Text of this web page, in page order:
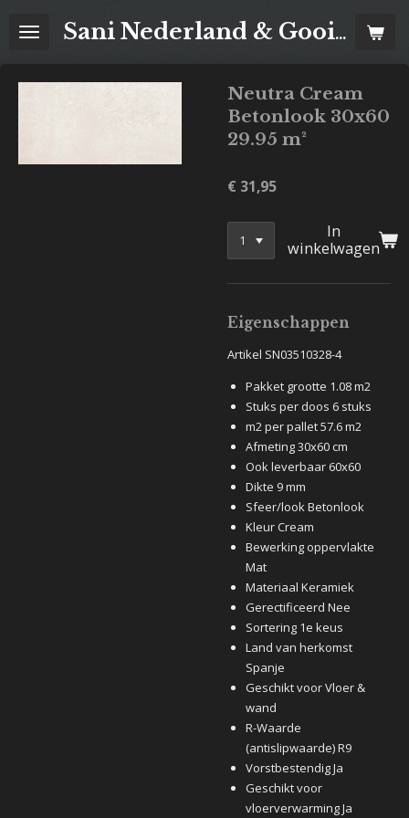
direct
Sani Nederland & Goois Tegelhuis
Neutra Cream
Betonlook 30x60
29.95 m²
€ 31,95
In
winkelwagen
Eigenschappen
Artikel SN03510328-4
Pakket grootte 1.08 m2
Stuks per doos 6 stuks
m2 per pallet 57.6 m2
Afmeting 30x60 cm
Ook leverbaar 60x60
Dikte 9 mm
Sfeer/look Betonlook
Kleur Cream
Bewerking oppervlakte
Mat
Materiaal Keramiek
Gerectificeerd Nee
Sortering 1e keus
Land van herkomst
Spanje
Geschikt voor Vloer &
wand
R-Waarde
(antislipwaarde) R9
Vorstbestendig Ja
Geschikt voor
vloerverwarming Ja